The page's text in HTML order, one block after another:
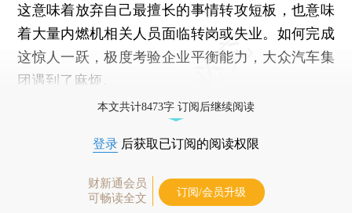
这意味着放弃自己最擅长的事情转攻短板，也意味
着大量内燃机相关人员面临转岗或失业。如何完成
这惊人一跃，极度考验企业平衡能力，大众汽车集
团遇到了麻烦。
本文共计8473字 订阅后继续阅读
登录 后获取已订阅的阅读权限
财新通会员
可畅读全文
订阅/会员升级